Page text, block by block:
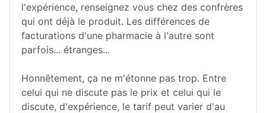
l'expérience, renseignez vous chez des confrères
qui ont déjà le produit. Les différences de
facturations d'une pharmacie à l'autre sont
parfois... étranges...
Honnêtement, ça ne m'étonne pas trop. Entre
celui qui ne discute pas le prix et celui qui le
discute, d'expérience, le tarif peut varier d'au